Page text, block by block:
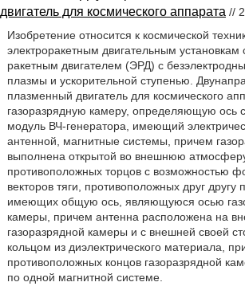
двигатель для космического аппарата //
Изобретение относится к космической
электроракетным двигательным установкам
ракетным двигателем (ЭРД) с
плазмы и ускорительной ступенью.
плазменный двигатель для космического
газоразрядную камеру, определяющую ось
модуль ВЧ-генератора, имеющий
антенной, магнитные системы, причем
выполнена открытой во внешнюю
противоположных торцов с возможностью
векторов тяги, противоположных друг
имеющих общую ось, являющуюся осью
камеры, причем антенна расположена на
газоразрядной камеры и с внешней своей
кольцом из диэлектрического материала,
противоположных концов газоразрядной
по одной магнитной системе.